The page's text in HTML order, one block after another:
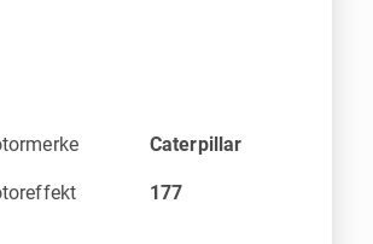
Caterpillar
177